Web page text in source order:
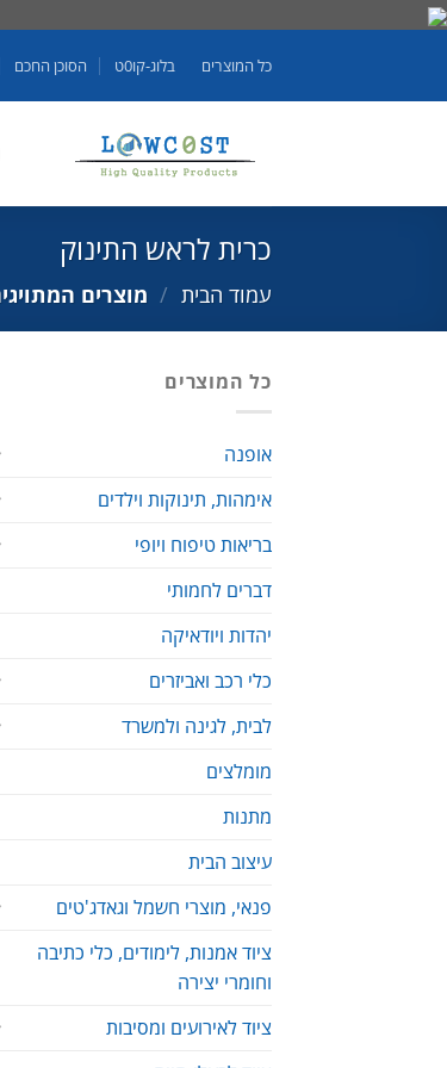
כל המוצרים בלוג-קו0ט הסוכן החכם
כרית לראש התינוק
עמוד הבית / מוצרים
כל המוצרים
אופנה
אימהות, תינוקות וילדים
בריאות טיפוח ויופי
דברים לחמותי
יהדות ויודאיקה
כלי רכב ואביזרים
לבית, לגינה ולמשרד
מומלצים
מתנות
עיצוב הבית
פנאי, מוצרי חשמל וגאדג'טים
ציוד אמנות, לימודים, כלי כתיבה
וחומרי יצירה
ציוד לאירועים ומסיבות